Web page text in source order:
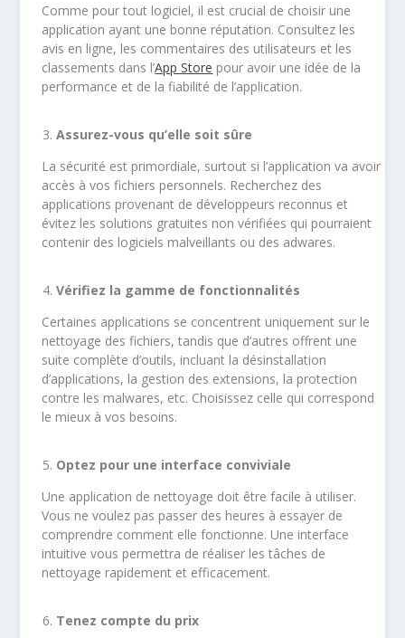
Comme pour tout logiciel, il est crucial de choisir une
application ayant une bonne réputation. Consultez les
avis en ligne, les commentaires des utilisateurs et les
classements dans l’App Store pour avoir une idée de la
performance et de la fiabilité de l’application.
Assurez-vous qu’elle soit sûre
La sécurité est primordiale, surtout si l’application va avoir
accès à vos fichiers personnels. Recherchez des
applications provenant de développeurs reconnus et
évitez les solutions gratuites non vérifiées qui pourraient
contenir des logiciels malveillants ou des adwares.
Vérifiez la gamme de fonctionnalités
Certaines applications se concentrent uniquement sur le
nettoyage des fichiers, tandis que d’autres offrent une
suite complète d’outils, incluant la désinstallation
d’applications, la gestion des extensions, la protection
contre les malwares, etc. Choisissez celle qui correspond
le mieux à vos besoins.
Optez pour une interface conviviale
Une application de nettoyage doit être facile à utiliser.
Vous ne voulez pas passer des heures à essayer de
comprendre comment elle fonctionne. Une interface
intuitive vous permettra de réaliser les tâches de
nettoyage rapidement et efficacement.
Tenez compte du prix